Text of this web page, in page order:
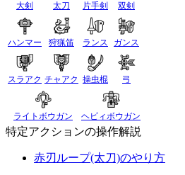
大剣 太刀 片手剣 双剣
ハンマー 狩猟笛 ランス ガンス
スラアク チャアク 操虫棍 弓
ライトボウガン ヘビィボウガン
特定アクションの操作解説
赤刃ループ(太刀)のやり方